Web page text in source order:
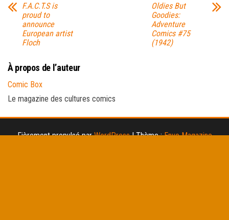
F.A.C.T.S is
proud to
announce
European artist
Floch
Oldies But
Goodies:
Adventure
Comics #75
(1942)
À propos de l’auteur
Comic Box
Le magazine des cultures comics
Fièrement propulsé parWordPress |Thème :Envo Magazine